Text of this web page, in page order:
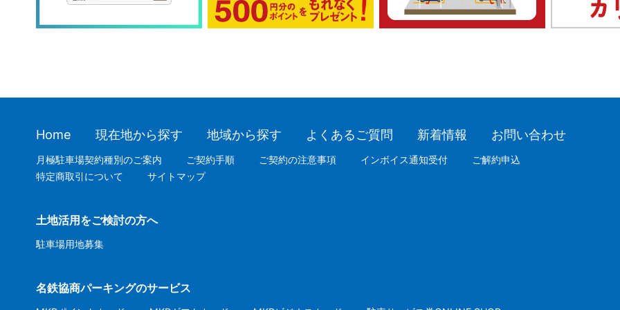
Home 現在地から探す 地域から探す よくあるご質問 新着情報 お問い合わせ
月極駐車場契約種別のご案内 ご契約手順 ご契約の注意事項 インボイス通知受付
ご解約申込
特定商取引について
サイトマップ
土地活用をご検討の方へ
駐車場用地募集
名鉄協商パーキングのサービス